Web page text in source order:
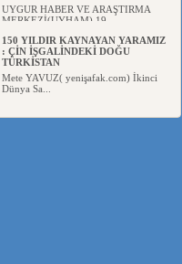
UYGUR HABER VE ARAŞTIRMA
MERKEZİ(UYHAM) 19...
150 YILDIR KAYNAYAN YARAMIZ
: ÇİN İŞGALİNDEKİ DOĞU
TÜRKİSTAN
Mete YAVUZ( yenişafak.com) İkinci
Dünya Sa...
ÇİN’İN UYGUR POLİTİKALARINI